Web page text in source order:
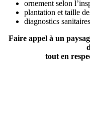
ornement selon
plantation et taille
diagnostics
Faire appel à un
tout en